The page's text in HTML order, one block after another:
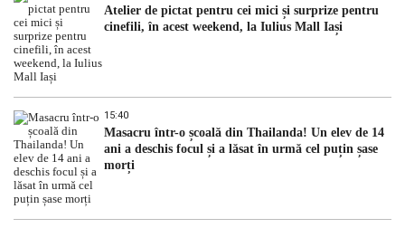
Atelier de pictat pentru cei mici și surprize pentru
cinefili, în acest weekend, la Iulius Mall Iași
15:40
Masacru într-o școală din Thailanda! Un elev de 14
ani a deschis focul și a lăsat în urmă cel puțin șase
morți